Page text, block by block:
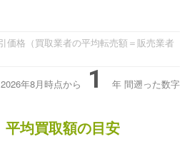
価格（買取業者の平均転売額＝販売業者
2026年8月時点から 1 年 間遡った数字
平均買取額の目安